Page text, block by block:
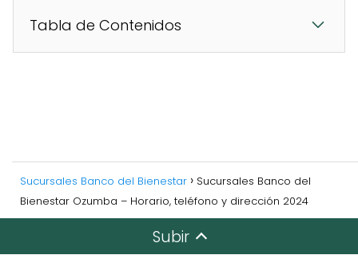
Tabla de Contenidos
Sucursales Banco del Bienestar
Sucursales Banco del
Bienestar Ozumba – Horario, teléfono y dirección 2024
Subir